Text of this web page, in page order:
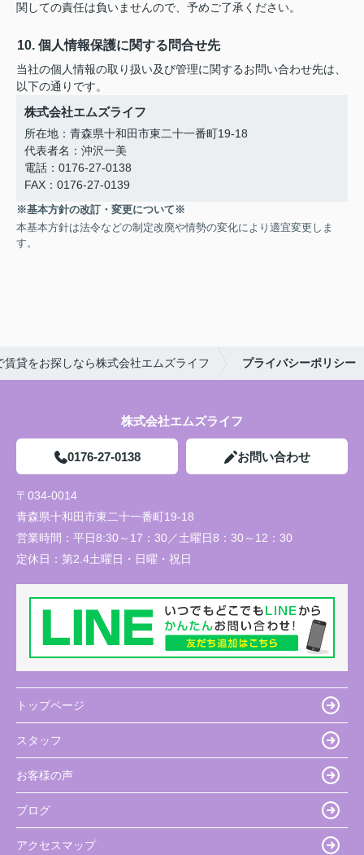
関しての責任は負いませんので、予めご了承ください。
10. 個人情報保護に関する問合せ先
当社の個人情報の取り扱い及び管理に関するお問い合わせ先は、
以下の通りです。
株式会社エムズライフ
所在地：青森県十和田市東二十一番町19-18
代表者名：沖沢一美
電話：0176-27-0138
FAX：0176-27-0139
※基本方針の改訂・変更について※
本基本方針は法令などの制定改廃や情勢の変化により適宜変更しま
す。
賃貸をお探しなら株式会社エムズライフ プライバシーポリシー
株式会社エムズライフ
0176-27-0138 お問い合わせ
〒034-0014
青森県十和田市東二十一番町19-18
営業時間： 平日8:30～17：30／土曜日8：30～12：30
定休日： 第2.4土曜日・日曜・祝日
トップページ
スタッフ
お客様の声
ブログ
アクセスマップ